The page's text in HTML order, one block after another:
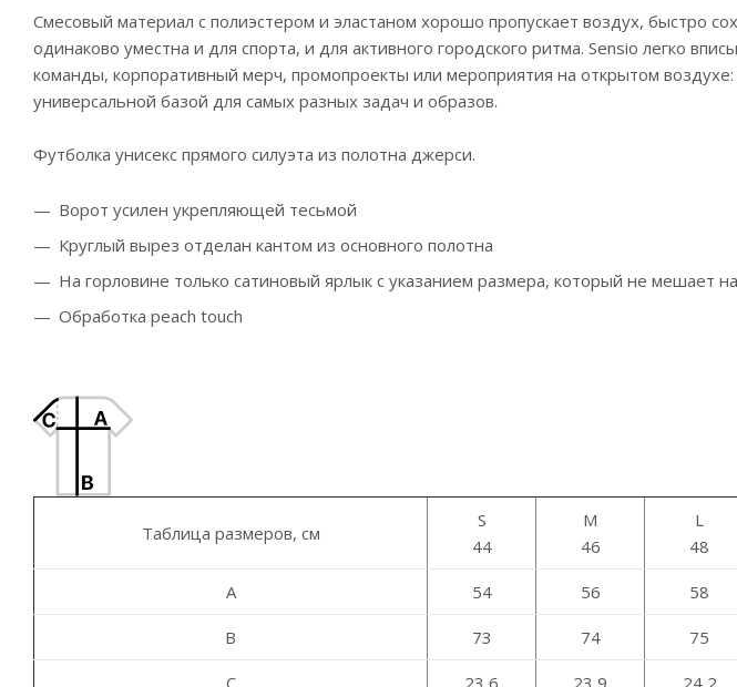
Смесовый материал с полиэстером и эластаном хорошо пропускает воздух, быстро
одинаково уместна и для спорта, и для активного городского ритма. Sensio легко
команды, корпоративный мерч, промопроекты или мероприятия на открытом
универсальной базой для самых разных задач и образов.
Футболка унисекс прямого силуэта из полотна джерси.
Ворот усилен укрепляющей тесьмой
Круглый вырез отделан кантом из основного полотна
На горловине только сатиновый ярлык с указанием размера, который не мешает
Обработка peach touch
Таблица размеров, см
S
44
M
46
L
48
A 54 56 58
B 73 74 75